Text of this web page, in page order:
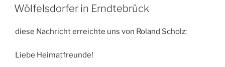
AM
Wölfelsdorfer in Erndtebrück
diese Nachricht erreichte uns von Roland Scholz:
Liebe Heimatfreunde!